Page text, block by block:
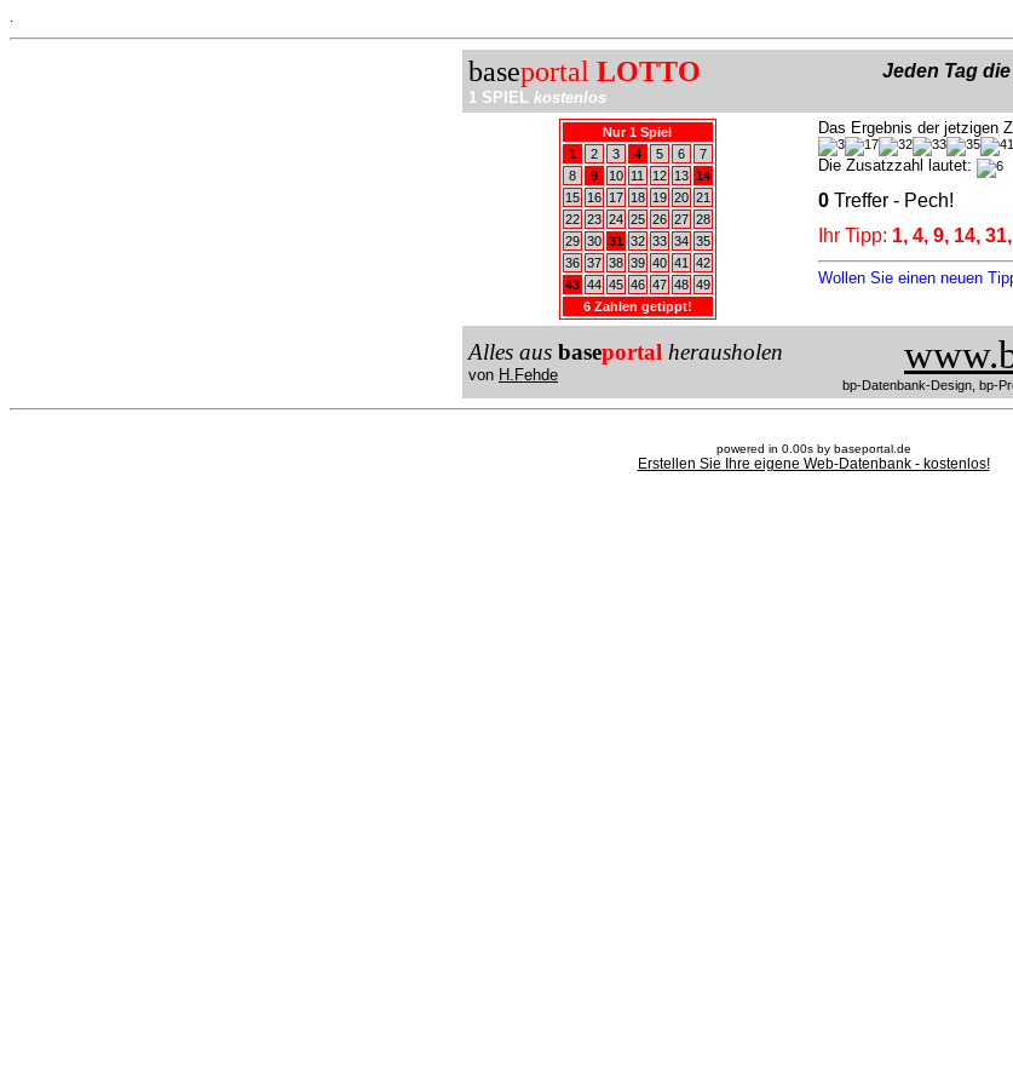
baseportal LOTTO
1 SPIEL kostenlos
Jeden Tag
Nur 1 Spiel
1
2 3 4 5 6
7
8
9 10 11 12 13 14
15
16 17 18 19 20 21
22 23 24 25 26 27 28
29 30 31 32 33 34 35
36 37 38 39 40 41
42
43 44 45 46 47 48 49
6 Zahlen getippt!
Das Ergebnis der jetzigen
Die Zusatzzahl lautet:
0 Treffer - Pech!
Ihr Tipp: 1, 4, 9, 14,
Wollen Sie einen neuen
Alles aus baseportal herausholen
von H.Fehde
bp-Datenbank-Design, bp-
powered in 0.00s by baseportal.de
Erstellen Sie Ihre eigene Web-Datenbank - kostenlos!